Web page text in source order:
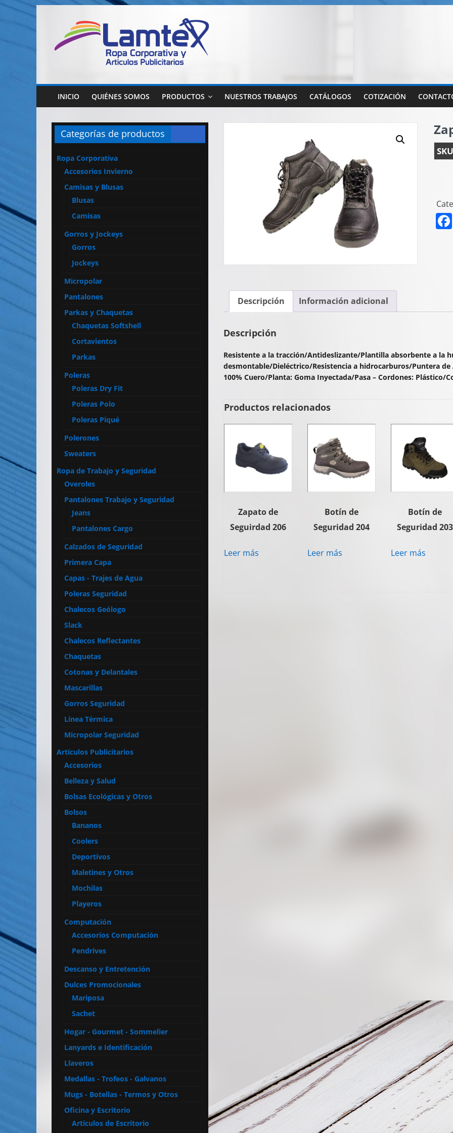
contenido
Lamtex
Corporativa
de
Trabajo
Seguridad
Diseño
Artículos
Publicitarios
Implementos
Seguridad
INICIO QUIÉNES SOMOS PRODUCTOS NUESTROS TRABAJOS CATÁLOGOS COTIZACIÓN
Descripción Información adicional
Descripción
Resistente a la tracción/Antideslizante/Plantilla absorbente a la
desmontable/Dieléctrico/Resistencia a hidrocarburos/Puntera
100% Cuero/Planta: Goma Inyectada/Pasa – Cordones: Plástico/
Productos relacionados
Zapato de
Seguirdad 206
Leer más
Botín de
Seguridad 204
Leer más
Botín de
Seguridad 203
Leer más
Categorías de productos
Ropa Corporativa
Accesorios Invierno
Camisas y Blusas
Blusas
Camisas
Gorros y Jockeys
Gorros
Jockeys
Micropolar
Pantalones
Parkas y Chaquetas
Chaquetas Softshell
Cortavientos
Parkas
Poleras
Poleras Dry Fit
Poleras Polo
Poleras Piqué
Polerones
Sweaters
Ropa de Trabajo y Seguridad
Overoles
Pantalones Trabajo y Seguridad
Jeans
Pantalones Cargo
Calzados de Seguridad
Primera Capa
Capas - Trajes de Agua
Poleras Seguridad
Chalecos Geólogo
Slack
Chalecos Reflectantes
Chaquetas
Cotonas y Delantales
Mascarillas
Gorros Seguridad
Línea Térmica
Micropolar Seguridad
Artículos Publicitarios
Accesorios
Belleza y Salud
Bolsas Ecológicas y Otros
Bolsos
Bananos
Coolers
Deportivos
Maletines y Otros
Mochilas
Playeros
Computación
Accesorios Computación
Pendrives
Descanso y Entretención
Dulces Promocionales
Mariposa
Sachet
Hogar - Gourmet - Sommelier
Lanyards e Identificación
Llaveros
Medallas - Trofeos - Galvanos
Mugs - Botellas - Termos y Otros
Oficina y Escritorio
Artículos de Escritorio